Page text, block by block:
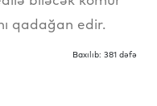
qadağan edir.
Baxılıb: 381 dəfə